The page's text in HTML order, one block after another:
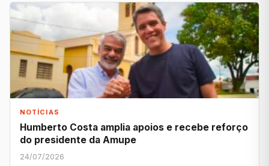
NOTÍCIAS
Humberto Costa amplia apoios e recebe reforço
do presidente da Amupe
24/07/2026